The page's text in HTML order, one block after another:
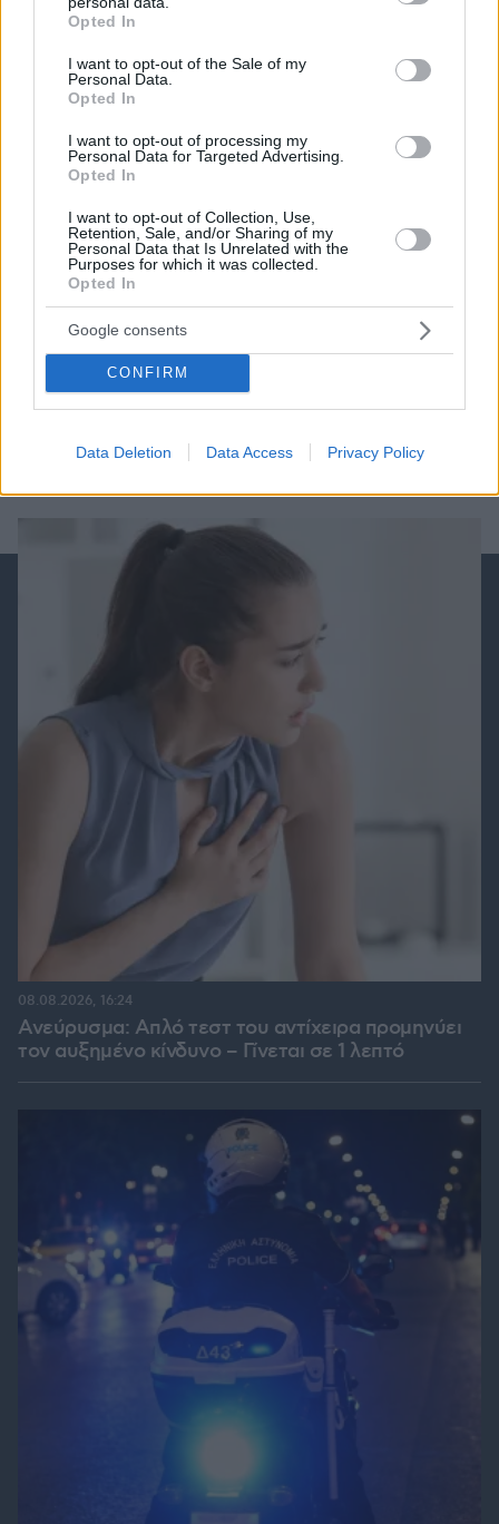
grant or deny consent to Google and its third-party tags to
use your data for below specified purposes in below Google
consent section.
Opted In
I want to opt-out of the Sale of my
Personal Data.
Opted In
I want to opt-out of processing my
Personal Data for Targeted Advertising.
Opted In
I want to opt-out of Collection, Use,
Retention, Sale, and/or Sharing of my
Personal Data that Is Unrelated with the
Purposes for which it was collected.
Opted In
Google consents
CONFIRM
Data Deletion Data Access Privacy Policy
08.08.2026, 09:34
Games
Cut The Rope Northern Heights
ΔΕΙΤΕ ΟΛΑ ΤΑ GAMES
Best of Network
Ανεύρυσμα: Απλό τεστ του αντίχειρα προμηνύει
τον αυξημένο κίνδυνο – Γίνεται σε 1 λεπτό
08.08.2026, 16:24